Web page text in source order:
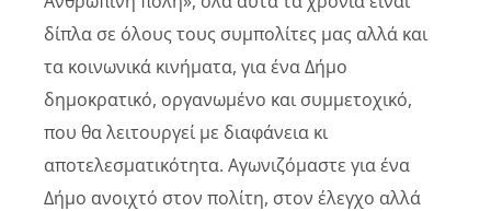
δίπλα σε όλους τους συμπολίτες μας αλλά και
τα κοινωνικά κινήματα, για ένα Δήμο
δημοκρατικό, οργανωμένο και συμμετοχικό,
που θα λειτουργεί με διαφάνεια κι
αποτελεσματικότητα. Αγωνιζόμαστε για ένα
Δήμο ανοιχτό στον πολίτη, στον έλεγχο αλλά